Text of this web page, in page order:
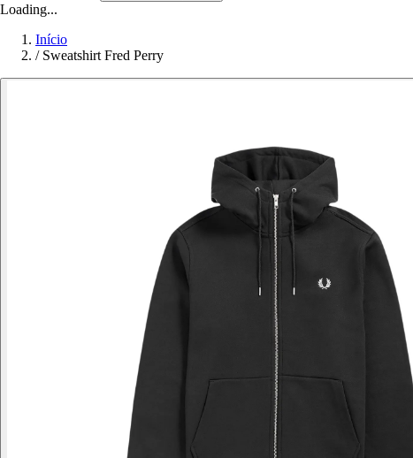
Loading...
Início
/ Sweatshirt Fred Perry